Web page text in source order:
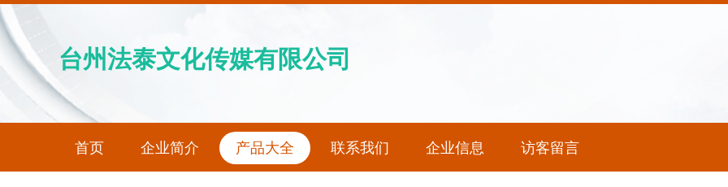
台州法泰文化传媒有限公司
首页 企业简介 产品大全 联系我们 企业信息 访客留言